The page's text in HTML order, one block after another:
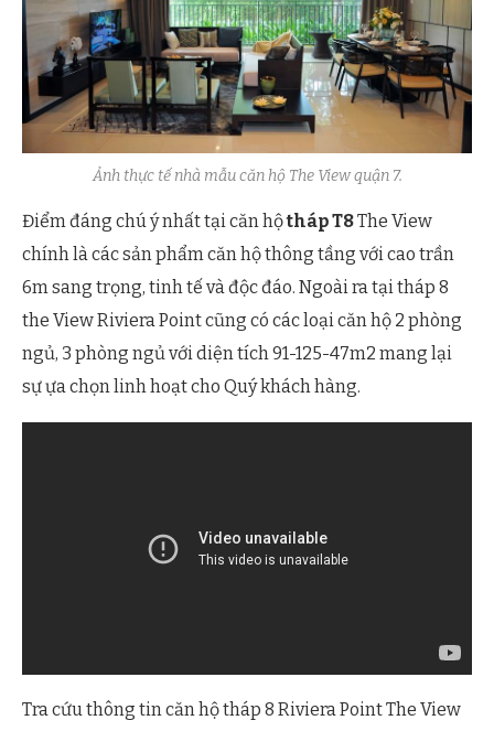
Ảnh thực tế nhà mẫu căn hộ The View quận 7.
Điểm đáng chú ý nhất tại căn hộtháp T8The View
chính là các sản phẩm căn hộ thông tầng với cao trần
6m sang trọng, tinh tế và độc đáo. Ngoài ra tại tháp 8
the View Riviera Point cũng có các loại căn hộ 2 phòng
ngủ, 3 phòng ngủ với diện tích 91-125-47m2 mang lại
sự ựa chọn linh hoạt cho Quý khách hàng.
Tra cứu thông tin căn hộ tháp 8 Riviera Point The View